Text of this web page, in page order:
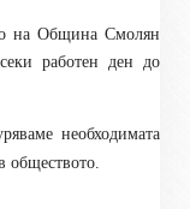
на Община Смолян
работен ден до
необходимата
обществото.